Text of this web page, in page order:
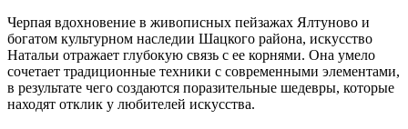
Черпая вдохновение в живописных пейзажах Ялтуново и
богатом культурном наследии Шацкого района, искусство
Натальи отражает глубокую связь с ее корнями. Она умело
сочетает традиционные техники с современными элементами,
в результате чего создаются поразительные шедевры, которые
находят отклик у любителей искусства.